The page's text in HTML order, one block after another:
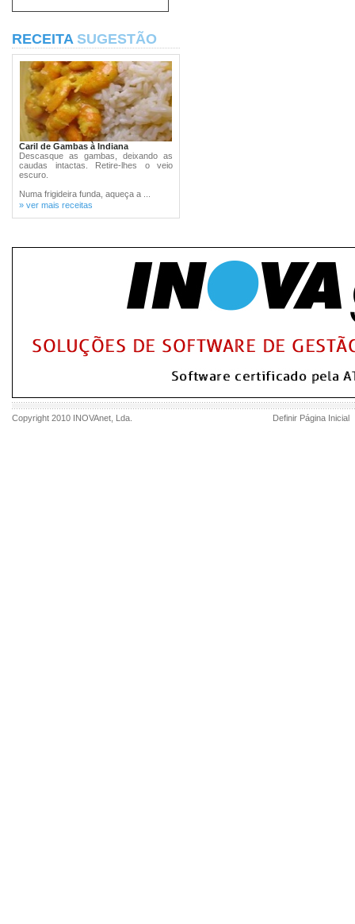
RECEITA SUGESTÃO
Caril de Gambas à Indiana
Descasque as gambas, deixando as
caudas intactas. Retire-lhes o veio
escuro.
Numa frigideira funda, aqueça a ...
» ver mais receitas
Copyright 2010 INOVAnet , Lda. Definir Página Inicial